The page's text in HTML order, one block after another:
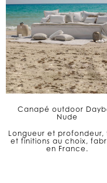
Canapé outdoor
Nude
Longueur et profondeur,
et finitions au choix,
en France.